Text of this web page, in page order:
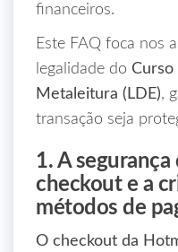
financeiros.
Este FAQ foca nos
legalidade do Curso
Metaleitura (LDE),
transação seja
1. A
checkout e a
métodos de
O checkout da